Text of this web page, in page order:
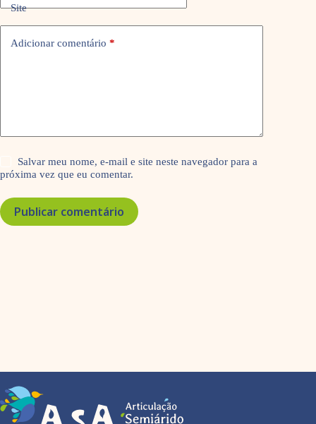
Site
Adicionar comentário *
Salvar meu nome, e-mail e site neste navegador para a
próxima vez que eu comentar.
Publicar comentário